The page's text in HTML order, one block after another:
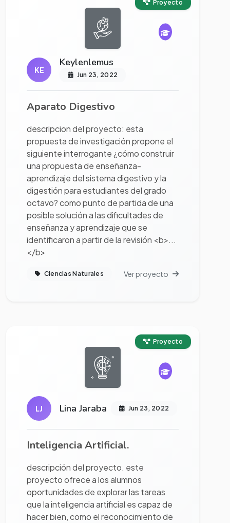
Proyecto
KE
Keylenlemus
Jun 23, 2022
Aparato Digestivo
descripcion del proyecto: esta
propuesta de investigación propone el
siguiente interrogante ¿cómo construir
una propuesta de enseñanza-
aprendizaje del sistema digestivo y la
digestión para estudiantes del grado
octavo? como punto de partida de una
posible solución a las dificultades de
enseñanza y aprendizaje que se
identificaron a partir de la revisión <b>...
</b>
Ciencias Naturales Ver proyecto
Proyecto
LJ Lina Jaraba Jun 23, 2022
Inteligencia Artificial.
descripción del proyecto. este
proyecto ofrece a los alumnos
oportunidades de explorar las tareas
que la inteligencia artificial es capaz de
hacer bien, como el reconocimiento de